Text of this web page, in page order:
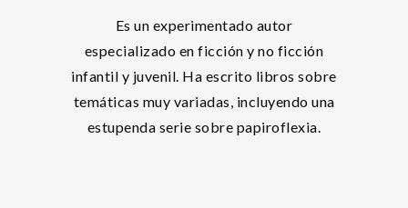
Es un experimentado autor
especializado en ficción y no ficción
infantil y juvenil. Ha escrito libros sobre
temáticas muy variadas, incluyendo una
estupenda serie sobre papiroflexia.